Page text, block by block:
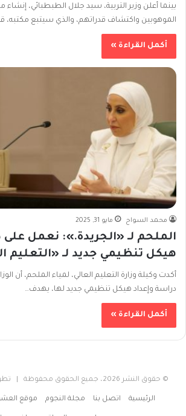
بينما أعلن وزير التربية، سيد جلال الطبطبائي، إنشاء
الموهوبين واكتشاف قدراتهم، والذي سيتبع مكتبه،
أكمل القراءة »
محمد السواح مايو 31, 2025
الملحم لـ «الجريدة.»: نعمل على
هيكل تنظيمي جديد لـ «التعليم
أكدت وكيلة وزارة التعليم العالي، لمياء الملحم، أن
دراسة وإعداد هيكل تنظيمي جديد لها، يهدف…
أكمل القراءة »
© حقوق النشر 2026، جميع الحقوق محفوظة | تطوير وإدارة
الرئيسية اتصل بنا مجلة النجوم موقع